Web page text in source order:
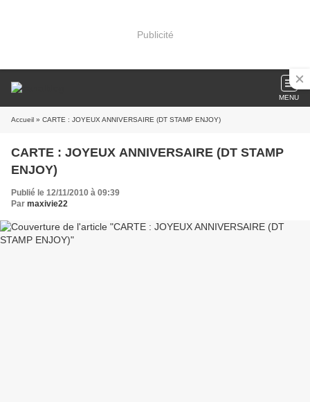
Publicité
MENU
Accueil » CARTE : JOYEUX ANNIVERSAIRE (DT STAMP ENJOY)
CARTE : JOYEUX ANNIVERSAIRE (DT STAMP
ENJOY)
Publié le 12/11/2010 à 09:39
Par maxivie22